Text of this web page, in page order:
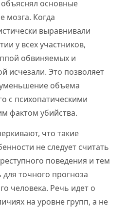
основные
мозга. Когда
выравнивали
у всех участников,
обвиняемых и
исчезали. Это позволяет
объема
с психопатическими
фактом убийства.
что такие
не следует считать
поведения и тем
точного прогноза
человека. Речь идет о
на уровне групп, а не